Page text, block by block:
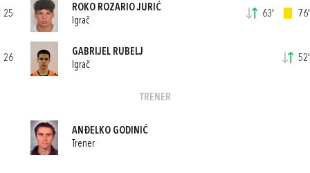
25
ROKO ROZARIO JURIĆ
Igrač
63' 76'
26
GABRIJEL RUBELJ
Igrač
52'
TRENER
ANĐELKO GODINIĆ
Trener